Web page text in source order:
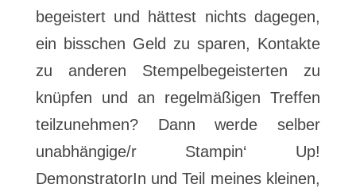
begeistert und hättest nichts dagegen,
ein bisschen Geld zu sparen, Kontakte
zu anderen Stempelbegeisterten zu
knüpfen und an regelmäßigen Treffen
teilzunehmen? Dann werde selber
unabhängige/r Stampin‘ Up!
DemonstratorIn und Teil meines kleinen,